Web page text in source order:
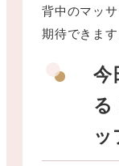
背中のマッサ
期待できます
今